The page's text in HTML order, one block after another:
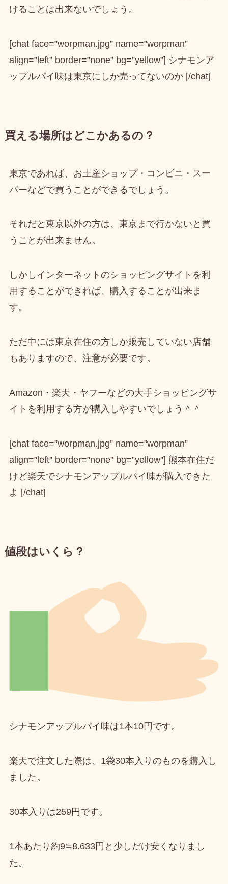
けることは出来ないでしょう。
[chat face=”worpman.jpg” name=”worpman”
align=”left” border=”none” bg=”yellow”] シナモンア
ップルパイ味は東京にしか売ってないのか [/chat]
買える場所はどこかあるの？
東京であれば、お土産ショップ・コンビニ・スー
パーなどで買うことができるでしょう。
それだと東京以外の方は、東京まで行かないと買
うことが出来ません。
しかし インターネットのショッピングサイトを利
用することができれば、購入することが出来ま
す。
ただ中には東京在住の方しか販売していない店舗
もありますので、注意が必要です。
Amazon・楽天・ヤフーなどの大手ショッピングサ
イトを利用する方が購入しやすいでしょう＾＾
[chat face=”worpman.jpg” name=”worpman”
align=”left” border=”none” bg=”yellow”] 熊本在住だ
けど楽天でシナモンアップルパイ味が購入できた
よ [/chat]
値段はいくら？
シナモンアップルパイ味は1本10円 です。
楽天で注文した際は、1袋30本入りのものを購入し
ました。
30本入りは259円 です。
1本あたり約9≒8.633円 と少しだけ安くなりまし
た。